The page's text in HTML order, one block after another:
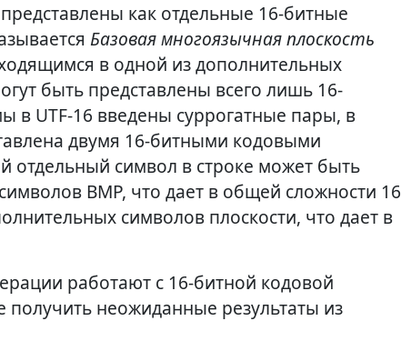
как отдельные 16-битные
Базовая многоязычная плоскость
в одной из дополнительных
быть представлены всего лишь 16-
в UTF-16 введены суррогатные пары, в
​​двумя 16-битными кодовыми
отдельный символ в строке может быть
BMP, что дает в общей сложности 16
символов плоскости, что дает в
работают с 16-битной кодовой
неожиданные результаты из